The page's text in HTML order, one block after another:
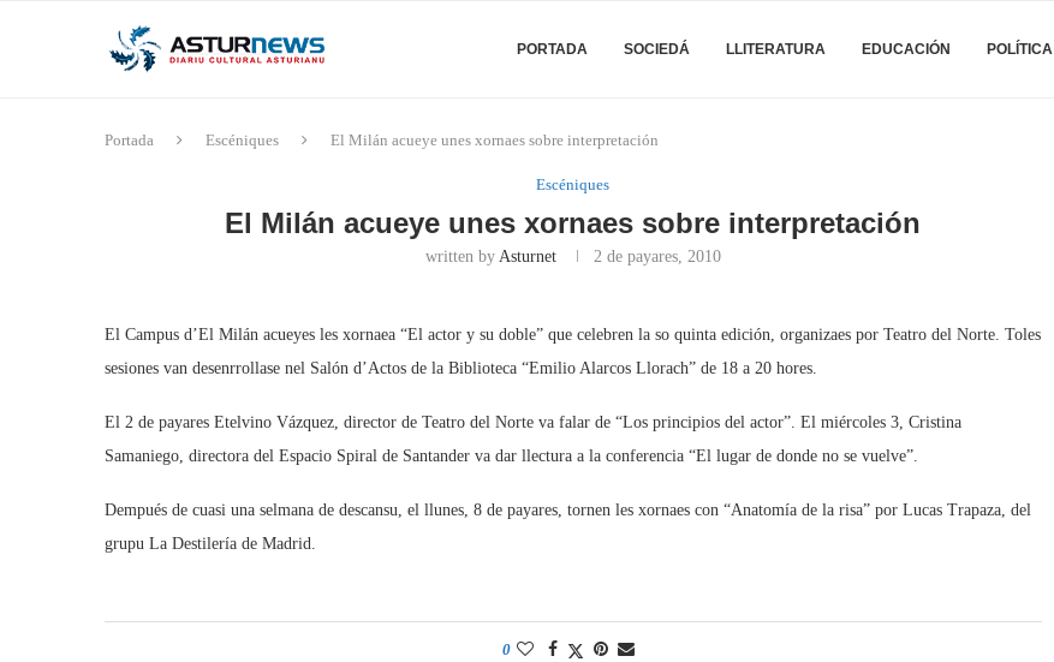
PORTADA SOCIEDÁ LLITERATURA EDUCACIÓN POLÍTICA
Portada Escéniques El Milán acueye unes xornaes sobre interpretación
Escéniques
El Milán acueye unes xornaes sobre interpretación
written by Asturnet 2 de payares, 2010
El Campus d’El Milán acueyes les xornaea “El actor y su doble” que celebren la so quinta edición, organizaes por Teatro del Norte. Toles
sesiones van desenrrollase nel Salón d’Actos de la Biblioteca “Emilio Alarcos Llorach” de 18 a 20 hores.
El 2 de payares Etelvino Vázquez, director de Teatro del Norte va falar de “Los principios del actor”. El miércoles 3, Cristina
Samaniego, directora del Espacio Spiral de Santander va dar llectura a la conferencia “El lugar de donde no se vuelve”.
Dempués de cuasi una selmana de descansu, el llunes, 8 de payares, tornen les xornaes con “Anatomía de la risa” por Lucas Trapaza, del
grupu La Destilería de Madrid.
0